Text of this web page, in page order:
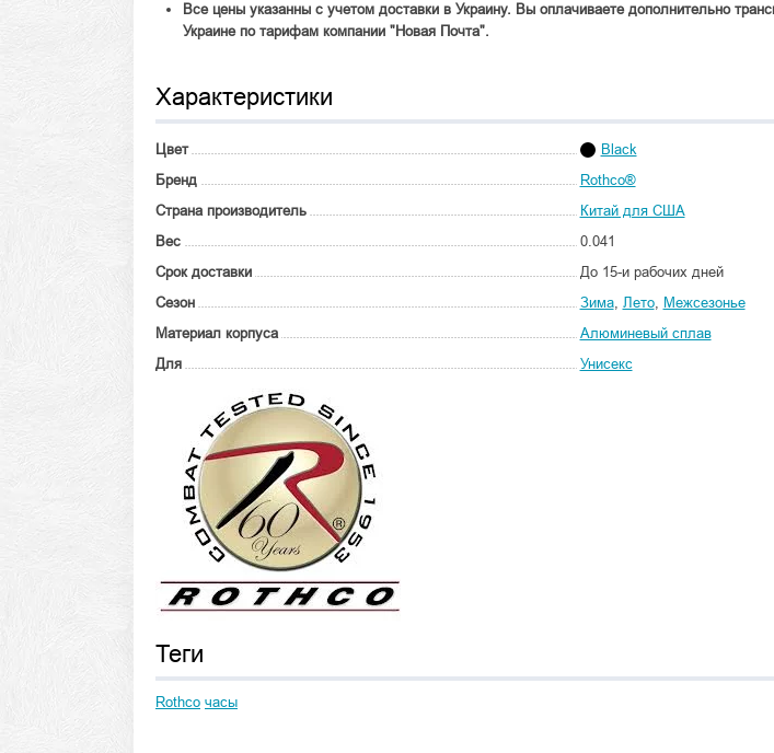
Все цены указанны с учетом доставки в Украину. Вы оплачиваете дополнительно
Украине по тарифам компании "Новая Почта".
Характеристики
Цвет
Black
Бренд
Rothco®
Страна производитель
Китай для США
Вес
0.041
Срок доставки
До 15-и рабочих дней
Сезон
Зима, Лето, Межсезонье
Материал корпуса
Алюминевый сплав
Для
Унисекс
Теги
Rothco часы